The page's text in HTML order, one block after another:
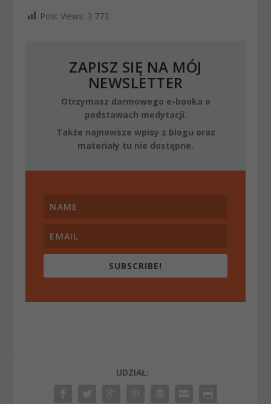
Post Views: 3 773
ZAPISZ SIĘ NA MÓJ
NEWSLETTER
Otrzymasz darmowego e-booka o
podstawach medytacji.
Także najnowsze wpisy z blogu oraz
materiały tu nie dostępne.
SUBSCRIBE!
UDZIAŁ: